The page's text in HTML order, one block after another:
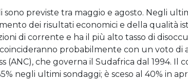
sono previste tra maggio e agosto. Negli
dei risultati economici e della qualità
di corrente e ha il più alto tasso di
probabilmente con un voto di
che governa il Sudafrica dal 1994. Il
negli ultimi sondaggi; è sceso al 40% in